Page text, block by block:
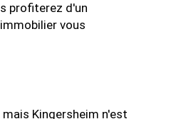
profiterez d'un
vous
Kingersheim n'est